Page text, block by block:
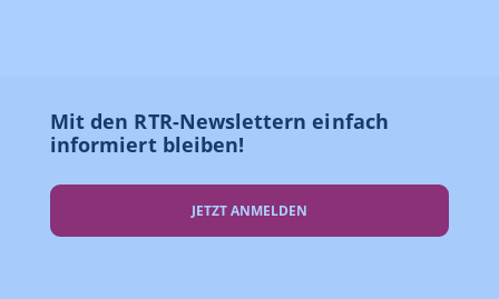
Mit den RTR-Newslettern einfach
informiert bleiben!
JETZT ANMELDEN